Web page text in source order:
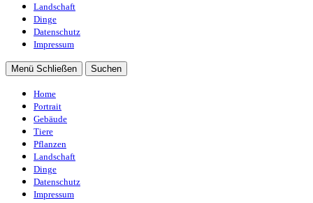
Landschaft
Dinge
Datenschutz
Impressum
Menü Schließen Suchen
Home
Portrait
Gebäude
Tiere
Pflanzen
Landschaft
Dinge
Datenschutz
Impressum